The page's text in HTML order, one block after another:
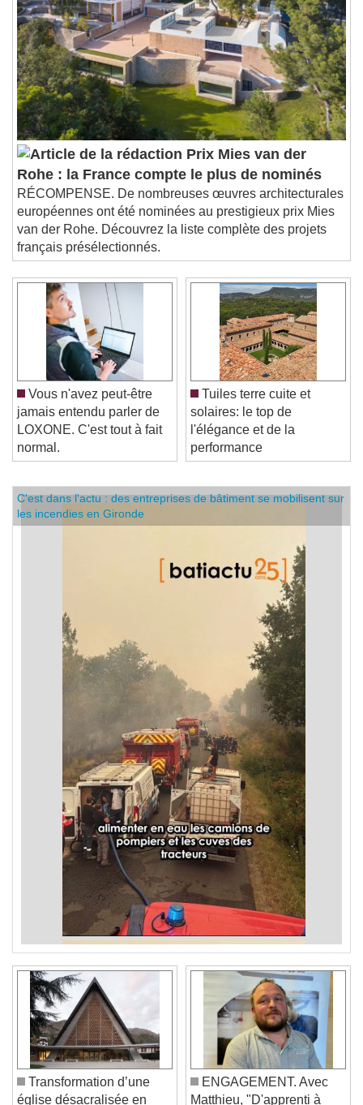
Prix Mies van der
Rohe : la France compte le plus de nominés
RÉCOMPENSE. De nombreuses œuvres architecturales
européennes ont été nominées au prestigieux prix Mies
van der Rohe. Découvrez la liste complète des projets
français présélectionnés.
Vous n'avez peut-être
jamais entendu parler de
LOXONE. C'est tout à fait
normal.
Tuiles terre cuite et
solaires: le top de
l'élégance et de la
performance
C'est dans l'actu : des entreprises de bâtiment se mobilisent sur
les incendies en Gironde
Transformation d’une ENGAGEMENT. Avec